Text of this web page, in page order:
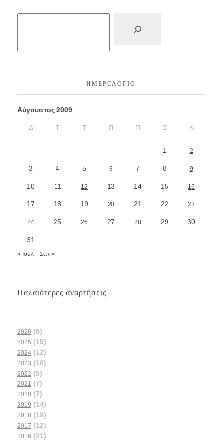
ΗΜΕΡΟΛΌΓΙΟ
Αύγουστος 2009
Δ Τ Τ Π Π Σ Κ
1 2
3 4 5 6 7 8 9
10 11 12 13 14 15 16
17 18 19 20 21 22 23
24 25 26 27 28 29 30
31
« Ιούλ Σεπ »
Παλαιότερες αναρτήσεις...
2026 (8)
2025 (15)
2024 (12)
2023 (10)
2022 (5)
2021 (7)
2020 (7)
2019 (14)
2018 (18)
2017 (12)
2016 (21)